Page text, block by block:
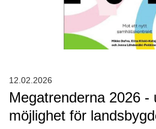
Megatrenderna 2026 -
möjlighet för
12.02.2026